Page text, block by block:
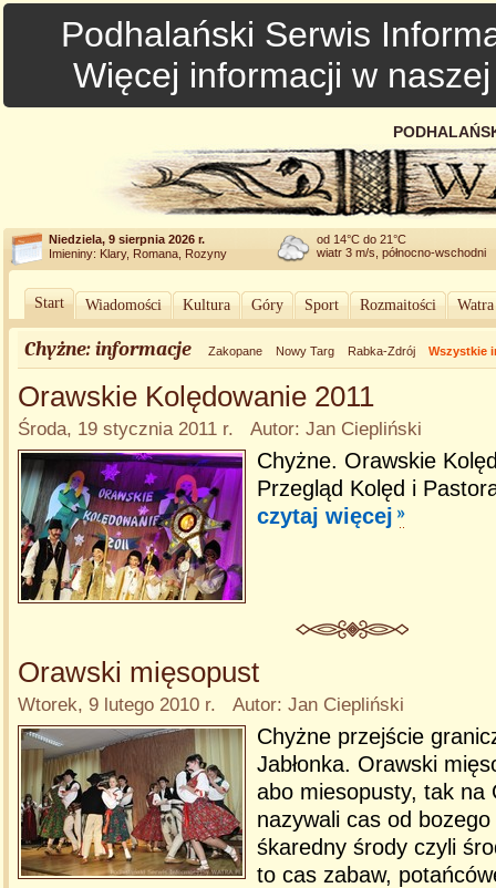
Podhalański Serwis
Więcej informacji w
Niedziela, 9 sierpnia 2026 r.
Imieniny: Klary, Romana, Rozyny
od 14°C do 21°C
wiatr 3 m/s, północno-wschodni
Start Wiadomości Kultura Góry Sport Rozmaitości
Chyżne: informacje Zakopane Nowy Targ Rabka-Zdrój Wszystkie
Orawskie Kolędowanie 2011
Środa, 19 stycznia 2011 r. Autor: Jan Ciepliński
Chyżne. Orawskie
Przegląd Kolęd i
czytaj więcej
Orawski mięsopust
Wtorek, 9 lutego 2010 r. Autor: Jan Ciepliński
Chyżne przejście
Jabłonka. Orawski
abo miesopusty, tak na
nazywali cas od
śkaredny środy czyli
to cas zabaw,